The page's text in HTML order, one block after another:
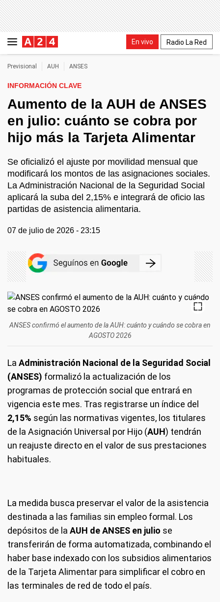
En vivo Radio La Red
Previsional AUH ANSES
INFORMACIÓN CLAVE
Aumento de la AUH de ANSES
en julio: cuánto se cobra por
hijo más la Tarjeta Alimentar
Se oficializó el ajuste por movilidad mensual que
modificará los montos de las asignaciones sociales.
La Administración Nacional de la Seguridad Social
aplicará la suba del 2,15% e integrará de oficio las
partidas de asistencia alimentaria.
07 de julio de 2026 - 23:15
ANSES confirmó el aumento de la AUH: cuánto y cuándo se cobra en
AGOSTO 2026
La Administración Nacional de la Seguridad Social
(ANSES) formalizó la actualización de los
programas de protección social que entrará en
vigencia este mes. Tras registrarse un índice del
2,15% según las normativas vigentes, los titulares
de la Asignación Universal por Hijo (AUH) tendrán
un reajuste directo en el valor de sus prestaciones
habituales.
La medida busca preservar el valor de la asistencia
destinada a las familias sin empleo formal. Los
depósitos de la AUH de ANSES en julio se
transferirán de forma automatizada, combinando el
haber base indexado con los subsidios alimentarios
de la Tarjeta Alimentar para simplificar el cobro en
las terminales de red de todo el país.